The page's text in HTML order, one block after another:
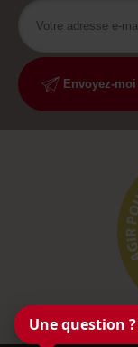
Envoyez-
Une question ?